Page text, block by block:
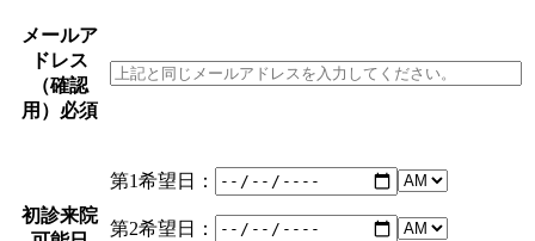
メールア
ドレス
（確認
用） 必須
初診来院
第1希望日：
第2希望日：